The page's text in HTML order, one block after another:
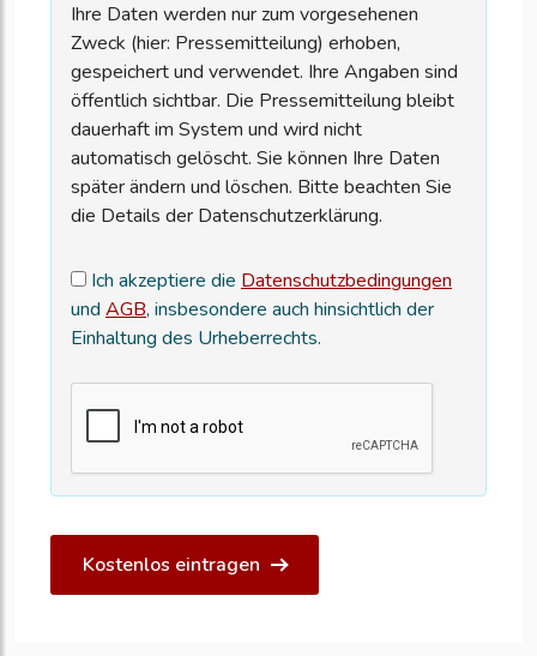
Ihre Daten werden nur zum vorgesehenen
Zweck (hier: Pressemitteilung) erhoben,
gespeichert und verwendet. Ihre Angaben sind
öffentlich sichtbar. Die Pressemitteilung bleibt
dauerhaft im System und wird nicht
automatisch gelöscht. Sie können Ihre Daten
später ändern und löschen. Bitte beachten Sie
die Details der Datenschutzerklärung.
Ich akzeptiere die Datenschutzbedingungen
und AGB, insbesondere auch hinsichtlich der
Einhaltung des Urheberrechts.
Kostenlos eintragen